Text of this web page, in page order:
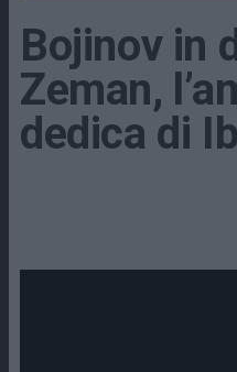
Bojinov in
Zeman,
dedica di